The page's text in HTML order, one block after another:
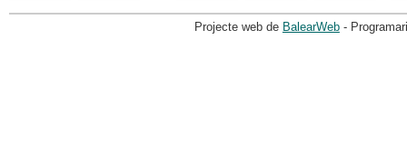
Projecte web de BalearWeb-